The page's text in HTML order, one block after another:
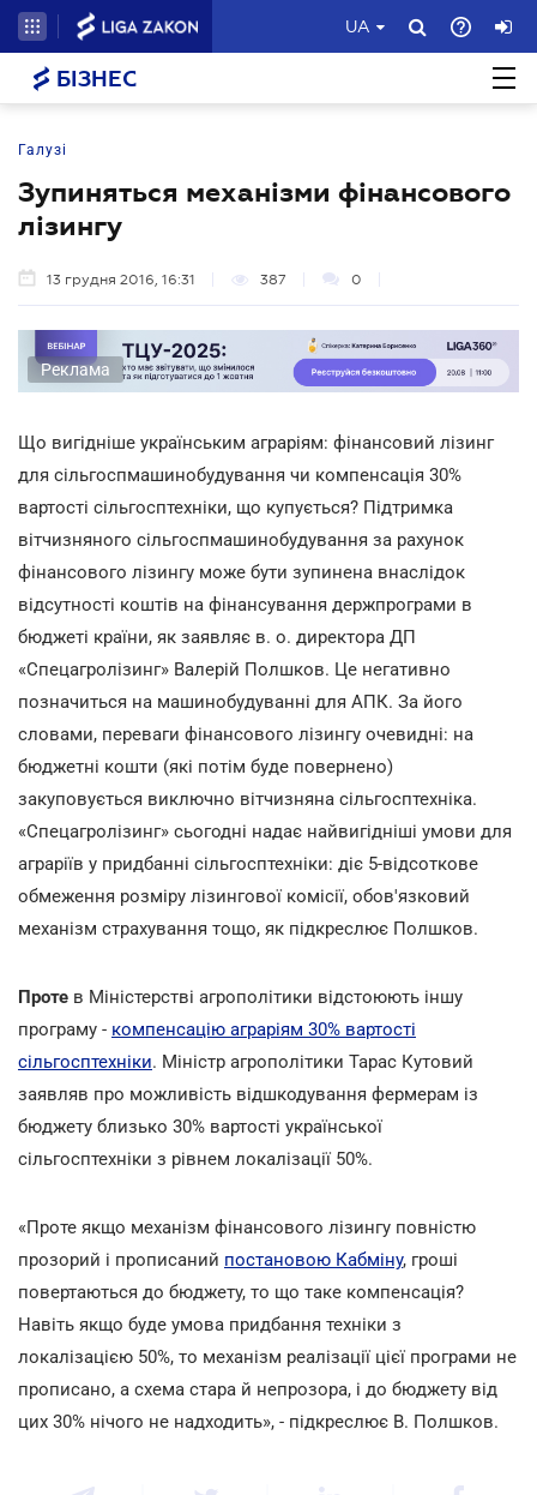
UA
БІЗНЕС
Галузі
Зупиняться механізми фінансового
лізингу
13 грудня 2016, 16:31 387 0
Реклама
Що вигідніше українським аграріям: фінансовий лізинг
для сільгоспмашинобудування чи компенсація 30%
вартості сільгосптехніки, що купується? Підтримка
вітчизняного сільгоспмашинобудування за рахунок
фінансового лізингу може бути зупинена внаслідок
відсутності коштів на фінансування держпрограми в
бюджеті країни, як заявляє в. о. директора ДП
«Спецагролізинг» Валерій Полшков. Це негативно
позначиться на машинобудуванні для АПК. За його
словами, переваги фінансового лізингу очевидні: на
бюджетні кошти (які потім буде повернено)
закуповується виключно вітчизняна сільгосптехніка.
«Спецагролізинг» сьогодні надає найвигідніші умови для
аграріїв у придбанні сільгосптехніки: діє 5-відсоткове
обмеження розміру лізингової комісії, обов'язковий
механізм страхування тощо, як підкреслює Полшков.
Проте в Міністерстві агрополітики відстоюють іншу
програму - компенсацію аграріям 30% вартості
сільгосптехніки. Міністр агрополітики Тарас Кутовий
заявляв про можливість відшкодування фермерам із
бюджету близько 30% вартості української
сільгосптехніки з рівнем локалізації 50%.
«Проте якщо механізм фінансового лізингу повністю
прозорий і прописаний постановою Кабміну, гроші
повертаються до бюджету, то що таке компенсація?
Навіть якщо буде умова придбання техніки з
локалізацією 50%, то механізм реалізації цієї програми не
прописано, а схема стара й непрозора, і до бюджету від
цих 30% нічого не надходить», - підкреслює В. Полшков.